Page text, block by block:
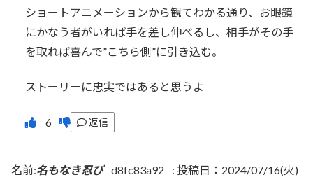
ショートアニメーションから観てわかる通り、お眼鏡
にかなう者がいれば手を差し伸べるし、相手がその手
を取れば喜んで”こちら側”に引き込む。
ストーリーに忠実ではあると思うよ
返信
名前:名もなき忍び d8fc83a92 : 投稿日：2024/07/16(火)